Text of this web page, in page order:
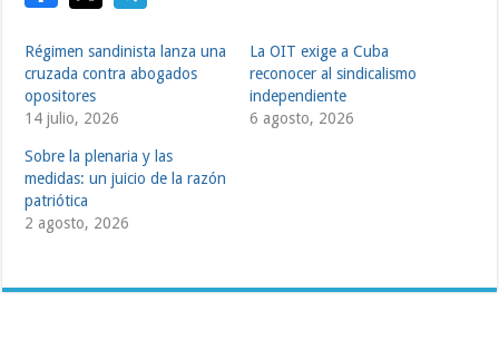
Régimen sandinista lanza una
cruzada contra abogados
opositores
14 julio, 2026
La OIT exige a Cuba
reconocer al sindicalismo
independiente
6 agosto, 2026
Sobre la plenaria y las
medidas: un juicio de la razón
patriótica
2 agosto, 2026